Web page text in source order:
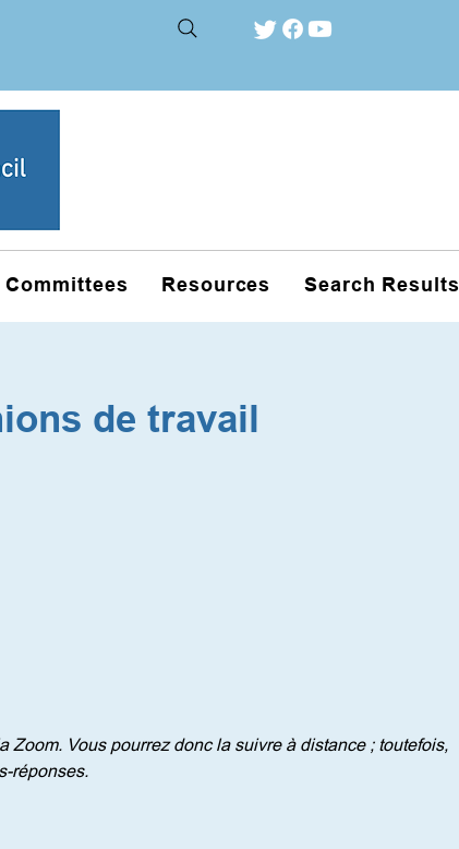
Committees Resources Search Results
de travail
Vous pourrez donc la suivre à distance ; toutefois,
réponses.